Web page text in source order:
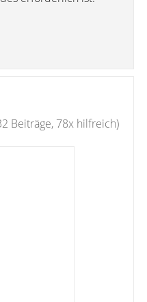
Beiträge, 78x hilfreich)